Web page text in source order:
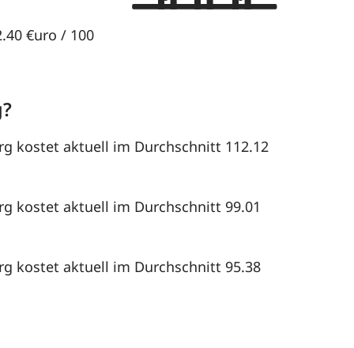
€uro / 100
kostet aktuell im Durchschnitt 112.12
kostet aktuell im Durchschnitt 99.01
kostet aktuell im Durchschnitt 95.38